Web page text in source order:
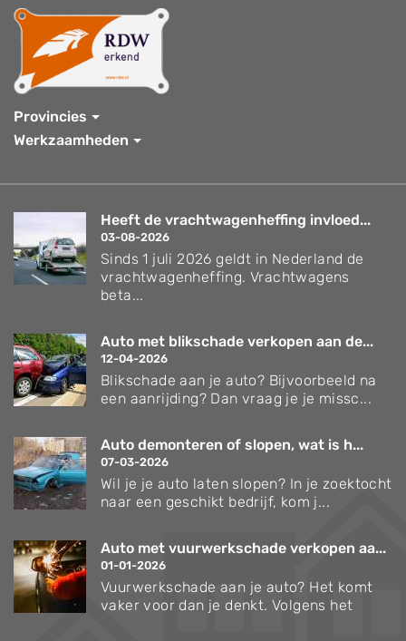
Provincies
Werkzaamheden
Heeft de vrachtwagenheffing invloed...
03-08-2026
Sinds 1 juli 2026 geldt in Nederland de
vrachtwagenheffing. Vrachtwagens
beta...
Auto met blikschade verkopen aan de...
12-04-2026
Blikschade aan je auto? Bijvoorbeeld na
een aanrijding? Dan vraag je je missc...
Auto demonteren of slopen, wat is h...
07-03-2026
Wil je je auto laten slopen? In je zoektocht
naar een geschikt bedrijf, kom j...
Auto met vuurwerkschade verkopen aa...
01-01-2026
Vuurwerkschade aan je auto? Het komt
vaker voor dan je denkt. Volgens het